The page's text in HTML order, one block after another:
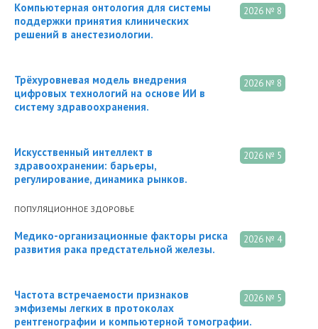
2026 № 8
Компьютерная онтология для системы
поддержки принятия клинических
решений в анестезиологии.
2026 № 8
Трёхуровневая модель внедрения
цифровых технологий на основе ИИ в
систему здравоохранения.
2026 № 5
Искусственный интеллект в
здравоохранении: барьеры,
регулирование, динамика рынков.
ПОПУЛЯЦИОННОЕ ЗДОРОВЬЕ
2026 № 4
Медико-организационные факторы риска
развития рака предстательной железы.
2026 № 5
Частота встречаемости признаков
эмфиземы легких в протоколах
рентгенографии и компьютерной томографии.